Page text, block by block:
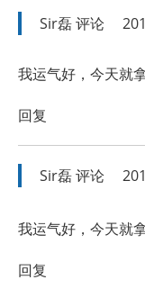
Sir磊评论
我运气好，今天就
回复
Sir磊评论
我运气好，今天就
回复